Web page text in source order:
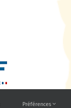
Préférences